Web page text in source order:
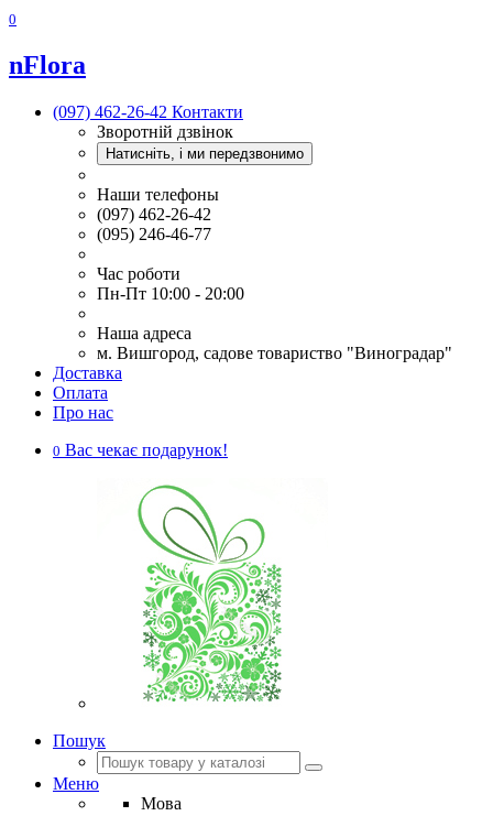
0
nFlora
(097) 462-26-42 Контакти
Зворотній дзвінок
Натисніть, і ми передзвонимо
Наши телефоны
(097) 462-26-42
(095) 246-46-77
Час роботи
Пн-Пт 10:00 - 20:00
Наша адреса
м. Вишгород, садове товариство "Виноградар"
Доставка
Оплата
Про нас
0 Вас чекає подарунок!
Пошук
Меню
Мова